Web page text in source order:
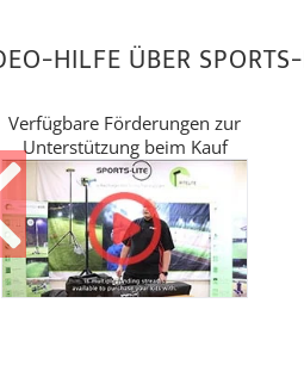
HILFE ÜBER
Verfügbare Förderungen zur
Unterstützung beim Kauf